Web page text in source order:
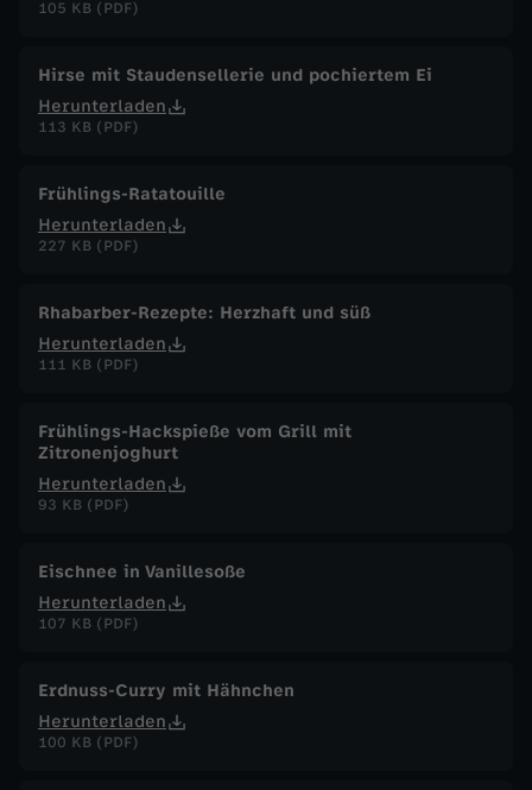
105 KB (PDF)
Hirse mit Staudensellerie und pochiertem Ei
Herunterladen
113 KB (PDF)
Frühlings-Ratatouille
Herunterladen
227 KB (PDF)
Rhabarber-Rezepte: Herzhaft und süß
Herunterladen
111 KB (PDF)
Frühlings-Hackspieße vom Grill mit
Zitronenjoghurt
Herunterladen
93 KB (PDF)
Eischnee in Vanillesoße
Herunterladen
107 KB (PDF)
Erdnuss-Curry mit Hähnchen
Herunterladen
100 KB (PDF)